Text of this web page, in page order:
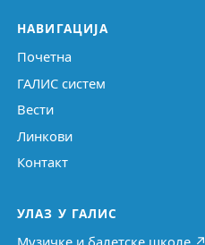
НАВИГАЦИЈА
Почетна
ГАЛИС систем
Вести
Линкови
Контакт
УЛАЗ У ГАЛИС